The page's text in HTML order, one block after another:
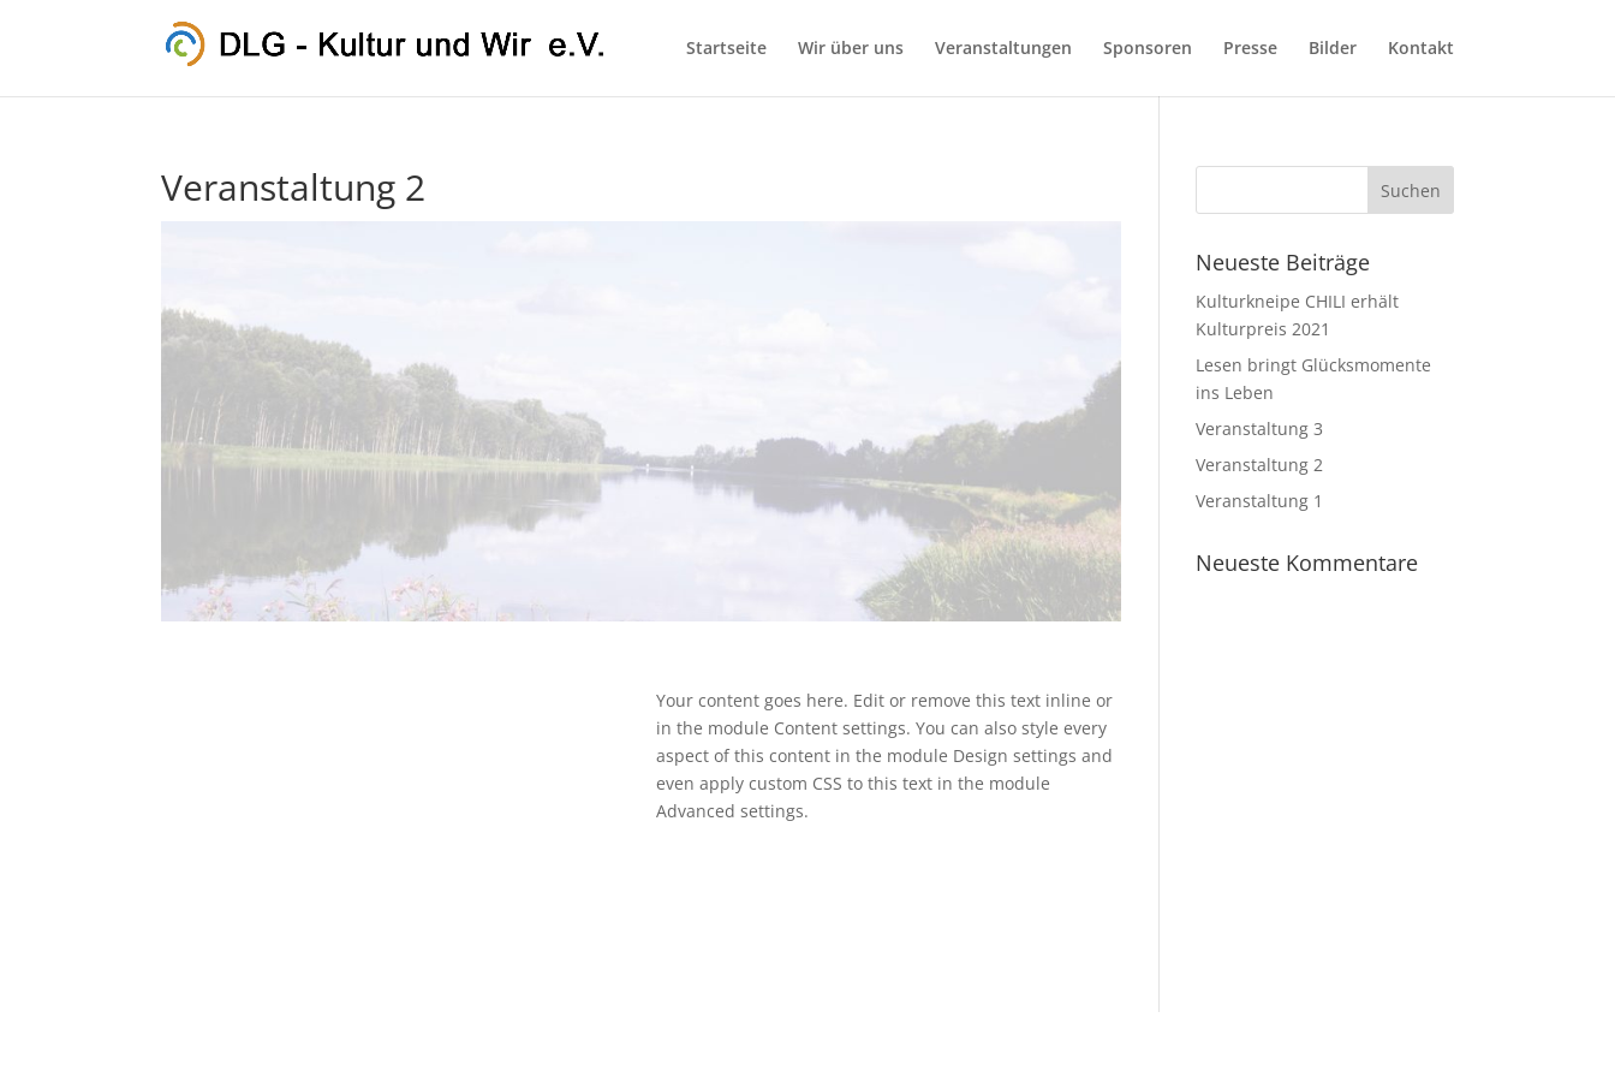
Startseite Wir über uns Veranstaltungen Sponsoren Presse Bilder Kontakt
Veranstaltung 2
Your content goes here. Edit or remove this text inline or
in the module Content settings. You can also style every
aspect of this content in the module Design settings and
even apply custom CSS to this text in the module
Advanced settings.
Neueste Beiträge
Kulturkneipe CHILI erhält
Kulturpreis 2021
Lesen bringt Glücksmomente
ins Leben
Veranstaltung 3
Veranstaltung 2
Veranstaltung 1
Neueste Kommentare